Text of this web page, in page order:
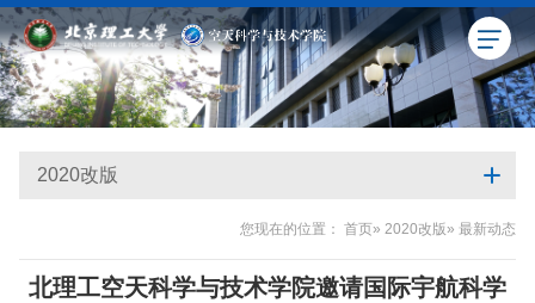
2020改版
您现在的位置： 首页» 2020改版» 最新动态
北理工空天科学与技术学院邀请国际宇航科学